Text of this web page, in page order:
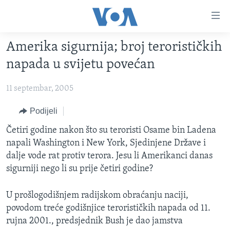
glavni
sadržaj
na
navigaciju
Idi
na
pretragu
VIDEO
FOTOGRAFIJE DANA
VIJESTI
SJEDINJENE AMERIČKE DRŽAVE
BOSNA I HERCEGOVINA
SVIJET
NAUKA I TEHNOLOGIJA
SPECIJALNI PROJEKTI
KORUPCIJA
ŽENSKA STRANA
IZBJEGLIČKA STRANA
Amerika sigurnija; broj terorističkih
napada u svijetu povećan
11 septembar, 2005
Podijeli
Četiri godine nakon što su teroristi Osame bin Ladena
napali Washington i New York, Sjedinjene Države i
dalje vode rat protiv terora. Jesu li Amerikanci danas
sigurniji nego li su prije četiri godine?
U prošlogodišnjem radijskom obraćanju naciji,
povodom treće godišnjice terorističkih napada od 11.
rujna 2001., predsjednik Bush je dao jamstva